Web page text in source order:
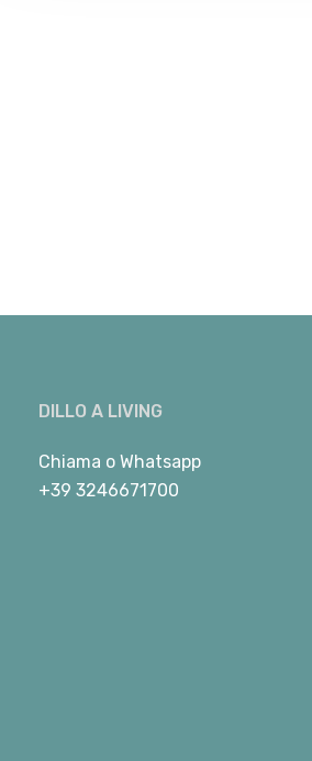
DILLO A LIVING
Chiama o Whatsapp
+39 3246671700